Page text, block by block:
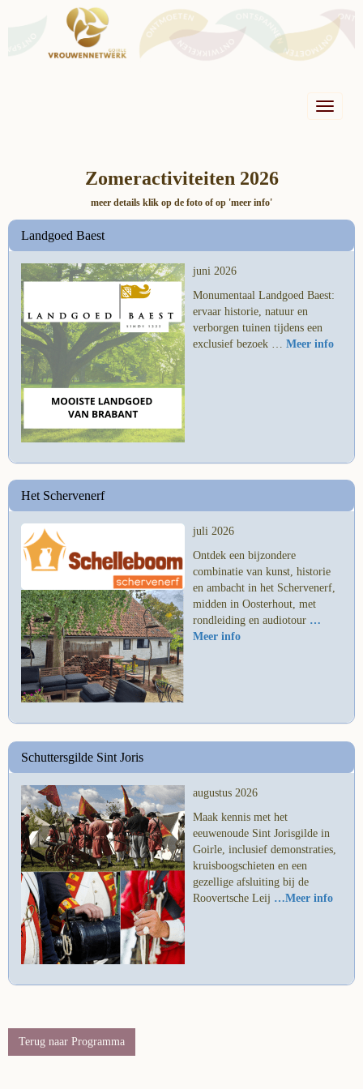
Toggle
Zomeractiviteiten 2026
meer details klik op de foto of op 'meer info'
Landgoed Baest
juni 2026
Monumentaal Landgoed Baest:
ervaar historie, natuur en
verborgen tuinen tijdens een
exclusief bezoek … Meer info
Het Schervenerf
juli 2026
Ontdek een bijzondere
combinatie van kunst, historie
en ambacht in het Schervenerf,
midden in Oosterhout, met
rondleiding en audiotour …
Meer info
Schuttersgilde Sint Joris
augustus 2026
Maak kennis met het
eeuwenoude Sint Jorisgilde in
Goirle, inclusief demonstraties,
kruisboogschieten en een
gezellige afsluiting bij de
Roovertsche Leij …Meer info
Terug naar Programma